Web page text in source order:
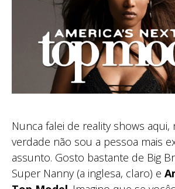
Nunca falei de reality shows aqui,
verdade não sou a pessoa mais
assunto. Gosto bastante de Big
Super Nanny (a inglesa, claro) e